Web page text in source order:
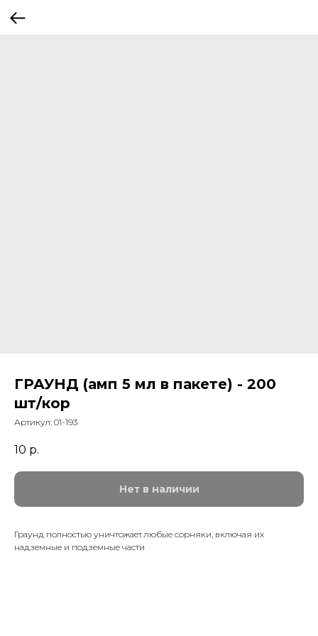
ГРАУНД (амп 5 мл в пакете) - 200
шт/кор
Артикул: 01-193
10 р.
Нет в наличии
Граунд полностью уничтожает любые сорняки, включая их
надземные и подземные части